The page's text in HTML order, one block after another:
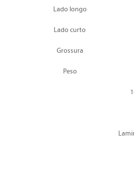
Lado longo
Lado curto
Grossura
Peso
1-